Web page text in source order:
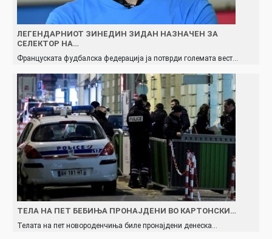
ЛЕГЕНДАРНИОТ ЗИНЕДИН ЗИДАН НАЗНАЧЕН ЗА
СЕЛЕКТОР НА…
Француската фудбалска федерација ја потврди големата вест…
ТЕЛА НА ПЕТ БЕБИЊА ПРОНАЈДЕНИ ВО КАРТОНСКИ…
Телата на пет новороденчиња биле пронајдени денеска…